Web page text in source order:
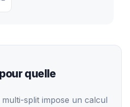
quelle
split impose un calcul